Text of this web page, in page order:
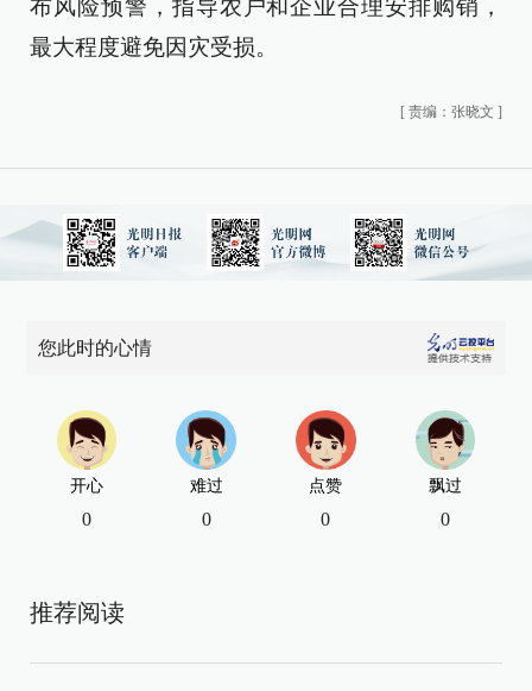
布风险预警，指导农户和企业合理安排购销，
最大程度避免因灾受损。
[ 责编：张晓文 ]
您此时的心情
开心
0
难过
0
点赞
0
飘过
0
推荐阅读